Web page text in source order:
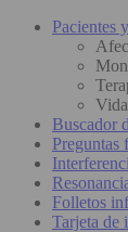
Pacientes
Buscador
Preguntas
Folletos
Tarjeta de